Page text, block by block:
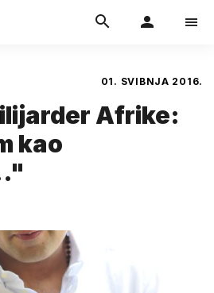
01. SVIBNJA 2016.
Afrike:
kao